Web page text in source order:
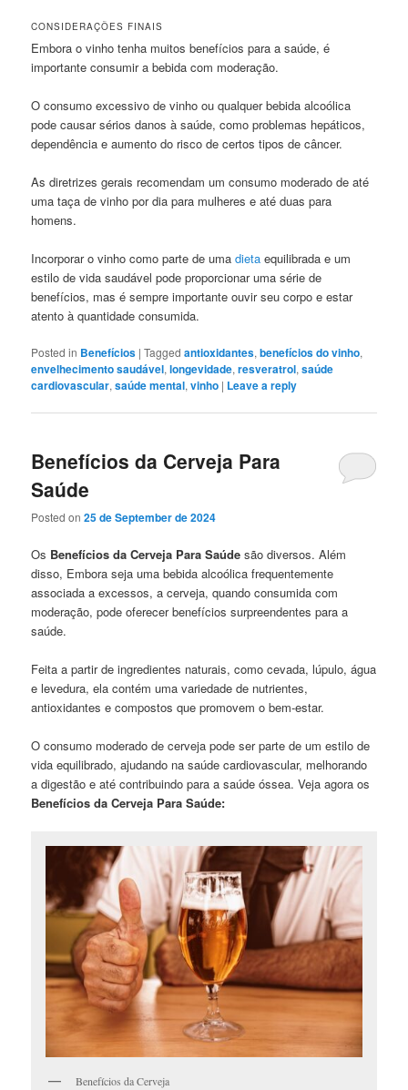
CONSIDERAÇÕES FINAIS
Embora o vinho tenha muitos benefícios para a saúde, é
importante consumir a bebida com moderação.
O consumo excessivo de vinho ou qualquer bebida alcoólica
pode causar sérios danos à saúde, como problemas hepáticos,
dependência e aumento do risco de certos tipos de câncer.
As diretrizes gerais recomendam um consumo moderado de até
uma taça de vinho por dia para mulheres e até duas para
homens.
Incorporar o vinho como parte de umadieta equilibrada e um
estilo de vida saudável pode proporcionar uma série de
benefícios, mas é sempre importante ouvir seu corpo e estar
atento à quantidade consumida.
Posted in Benefícios |Tagged antioxidantes,benefícios do vinho,
envelhecimento saudável,longevidade,resveratrol,saúde
cardiovascular,saúde mental,vinho | Leave a reply
Benefícios da Cerveja Para
Saúde
Posted on25 de September de 2024
Os Benefícios da Cerveja Para Saúde são diversos. Além
disso, Embora seja uma bebida alcoólica frequentemente
associada a excessos, a cerveja, quando consumida com
moderação, pode oferecer benefícios surpreendentes para a
saúde.
Feita a partir de ingredientes naturais, como cevada, lúpulo, água
e levedura, ela contém uma variedade de nutrientes,
antioxidantes e compostos que promovem o bem-estar.
O consumo moderado de cerveja pode ser parte de um estilo de
vida equilibrado, ajudando na saúde cardiovascular, melhorando
a digestão e até contribuindo para a saúde óssea. Veja agora os
Benefícios da Cerveja Para Saúde:
Benefícios da Cerveja